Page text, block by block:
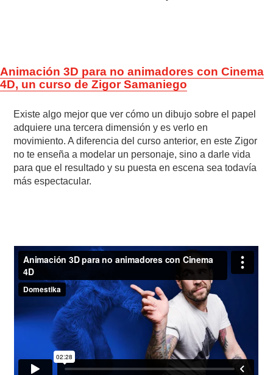
Animación 3D para no animadores con Cinema
4D, un curso de Zigor Samaniego
Existe algo mejor que ver cómo un dibujo sobre el papel
adquiere una tercera dimensión y es verlo en
movimiento. A diferencia del curso anterior, en este Zigor
no te enseña a modelar un personaje, sino a darle vida
para que el resultado y su puesta en escena sea todavía
más espectacular.